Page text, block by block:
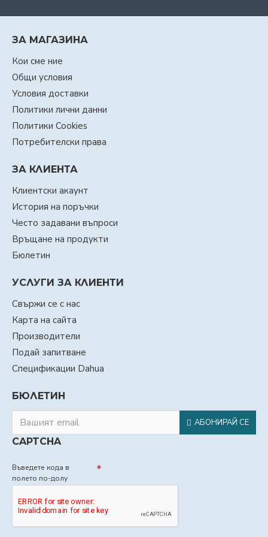
ЗА МАГАЗИНА
Кои сме ние
Общи условия
Условия доставки
Политики лични данни
Политики Cookies
Потребителски права
ЗА КЛИЕНТА
Клиентски акаунт
История на поръчки
Често задавани въпроси
Връщане на продукти
Бюлетин
УСЛУГИ ЗА КЛИЕНТИ
Свържи се с нас
Карта на сайта
Производители
Подай запитване
Спецификации Dahua
БЮЛЕТИН
АБОНИРАЙ СЕ
CAPTCHA
Въведете кода в
полето по-долу